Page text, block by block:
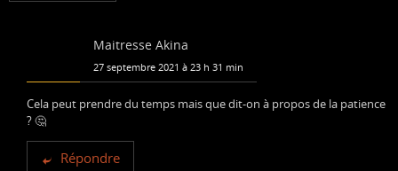
Maitresse Akina
27 septembre 2021 à 23 h 31 min
Cela peut prendre du temps mais que dit-on à propos de la patience
? 🤔
Répondre